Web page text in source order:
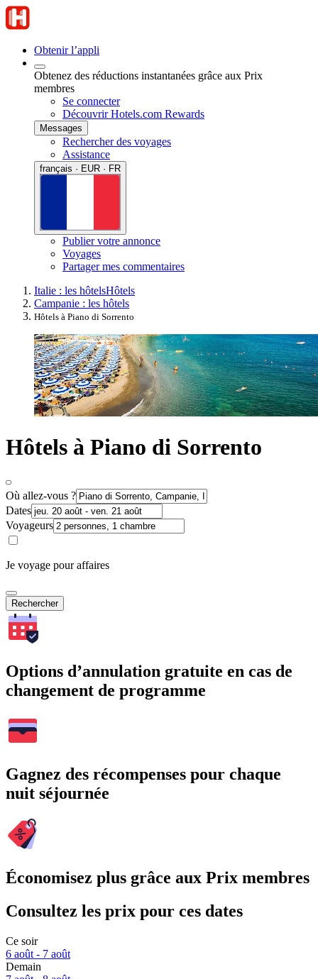
Obtenir l’appli
Obtenez des réductions instantanées grâce aux Prix
membres
Se connecter
Découvrir Hotels.com Rewards
Messages
Rechercher des voyages
Assistance
français · EUR · FR
Publier votre annonce
Voyages
Partager mes commentaires
Italie : les hôtelsHôtels
Campanie : les hôtels
Hôtels à Piano di Sorrento
Hôtels à Piano di Sorrento
Où allez-vous ?
Dates
Voyageurs
Je voyage pour affaires
Rechercher
Options d’annulation gratuite en cas de
changement de programme
Gagnez des récompenses pour chaque
nuit séjournée
Économisez plus grâce aux Prix membres
Consultez les prix pour ces dates
Ce soir
6 août - 7 août
Demain